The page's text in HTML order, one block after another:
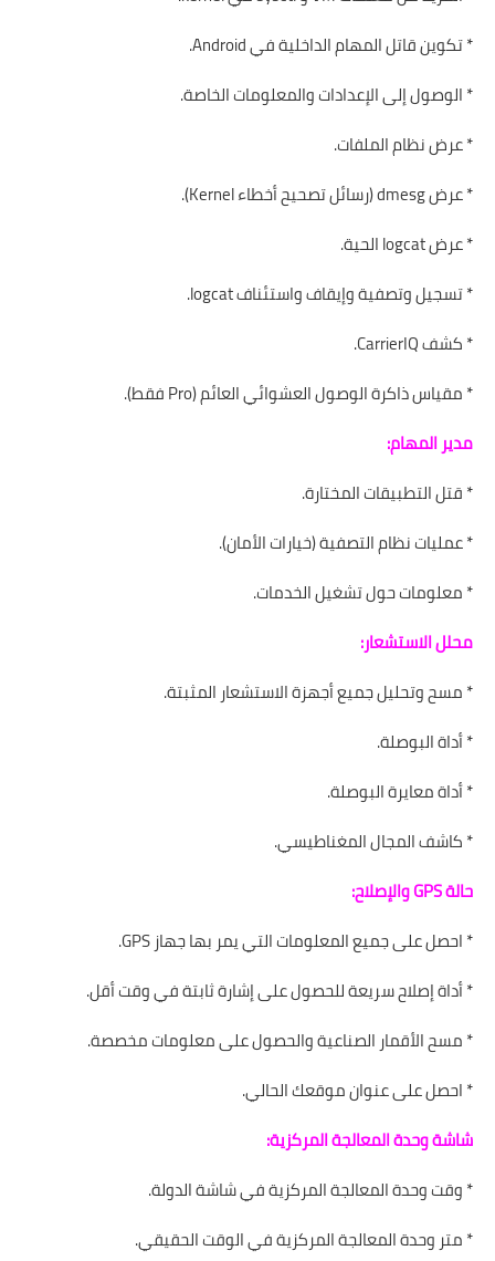
* تكوين قاتل المهام الداخلية في Android.
* الوصول إلى الإعدادات والمعلومات الخاصة.
* عرض نظام الملفات.
* عرض dmesg (رسائل تصحيح أخطاء Kernel).
* عرض logcat الحية.
* تسجيل وتصفية وإيقاف واستئناف logcat.
* كشف CarrierIQ.
* مقياس ذاكرة الوصول العشوائي العائم (Pro فقط).
مدير المهام:
* قتل التطبيقات المختارة.
* عمليات نظام التصفية (خيارات الأمان).
* معلومات حول تشغيل الخدمات.
محلل الاستشعار:
* مسح وتحليل جميع أجهزة الاستشعار المثبتة.
* أداة البوصلة.
* أداة معايرة البوصلة.
* كاشف المجال المغناطيسي.
حالة GPS والإصلاح:
* احصل على جميع المعلومات التي يمر بها جهاز GPS.
* أداة إصلاح سريعة للحصول على إشارة ثابتة في وقت أقل.
* مسح الأقمار الصناعية والحصول على معلومات مخصصة.
* احصل على عنوان موقعك الحالي.
شاشة وحدة المعالجة المركزية:
* وقت وحدة المعالجة المركزية في شاشة الدولة.
* متر وحدة المعالجة المركزية في الوقت الحقيقي.